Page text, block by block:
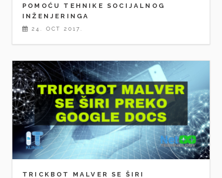
POMOĆU TEHNIKE SOCIJALNOG
INŽENJERINGA
24. OCT 2017.
TRICKBOT MALVER SE ŠIRI